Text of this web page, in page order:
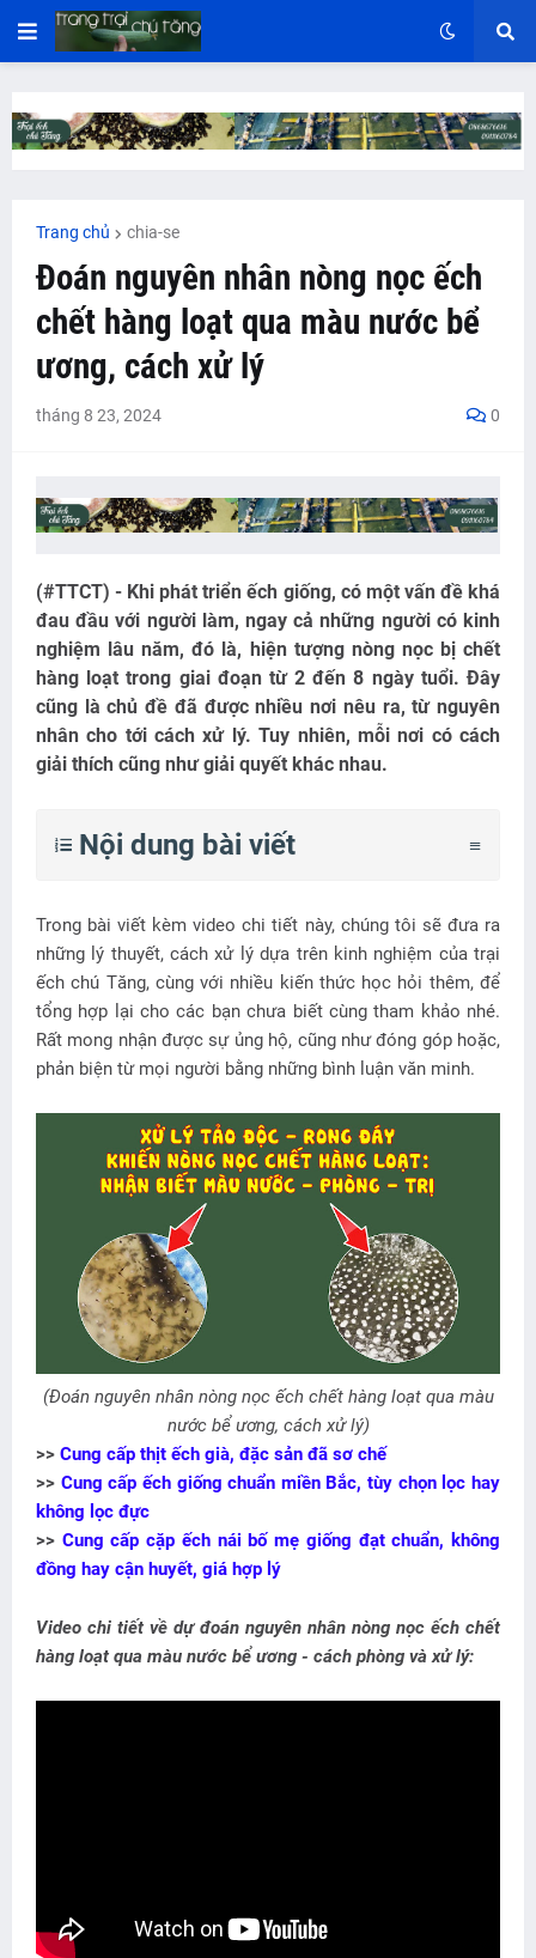
Trang chủ chia-se
Đoán nguyên nhân nòng nọc ếch
chết hàng loạt qua màu nước bể
ương, cách xử lý
tháng 8 23, 2024 0
(#TTCT) - Khi phát triển ếch giống, có một vấn đề khá
đau đầu với người làm, ngay cả những người có kinh
nghiệm lâu năm, đó là, hiện tượng nòng nọc bị chết
hàng loạt trong giai đoạn từ 2 đến 8 ngày tuổi. Đây
cũng là chủ đề đã được nhiều nơi nêu ra, từ nguyên
nhân cho tới cách xử lý. Tuy nhiên, mỗi nơi có cách
giải thích cũng như giải quyết khác nhau.
Nội dung bài viết
Trong bài viết kèm video chi tiết này, chúng tôi sẽ đưa ra
những lý thuyết, cách xử lý dựa trên kinh nghiệm của trại
ếch chú Tăng, cùng với nhiều kiến thức học hỏi thêm, để
tổng hợp lại cho các bạn chưa biết cùng tham khảo nhé.
Rất mong nhận được sự ủng hộ, cũng như đóng góp hoặc,
phản biện từ mọi người bằng những bình luận văn minh.
(Đoán nguyên nhân nòng nọc ếch chết hàng loạt qua màu
nước bể ương, cách xử lý)
>> Cung cấp thịt ếch già, đặc sản đã sơ chế
>> Cung cấp ếch giống chuẩn miền Bắc, tùy chọn lọc hay
không lọc đực
>> Cung cấp cặp ếch nái bố mẹ giống đạt chuẩn, không
đồng hay cận huyết, giá hợp lý
Video chi tiết về dự đoán nguyên nhân nòng nọc ếch chết
hàng loạt qua màu nước bể ương - cách phòng và xử lý: